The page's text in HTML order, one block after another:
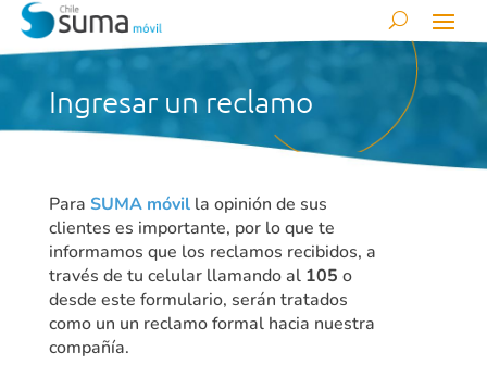
Ingresar un reclamo
Para SUMA móvilla opinión de sus
clientes es importante, por lo que te
informamos que los reclamos recibidos, a
través de tu celular llamando al 105 o
desde este formulario, serán tratados
como un un reclamo formal hacia nuestra
compañía.